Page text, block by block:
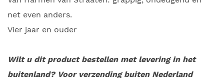
net even anders.
Vier jaar en ouder
Wilt u dit product bestellen met levering in het
buitenland? Voor verzending buiten Nederland